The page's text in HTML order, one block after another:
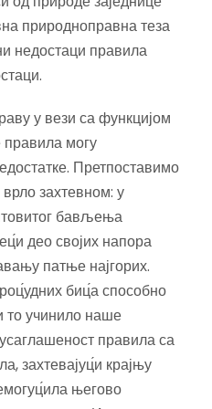
природноправна теза
недостаци правила
у вези са функцијом
правила могу
Претпоставимо
захтевном: у
бављења
део својих напора
патње најгорих.
биц́а способно
то учинило наше
правила са
захтевајуц́и крајњу
његово